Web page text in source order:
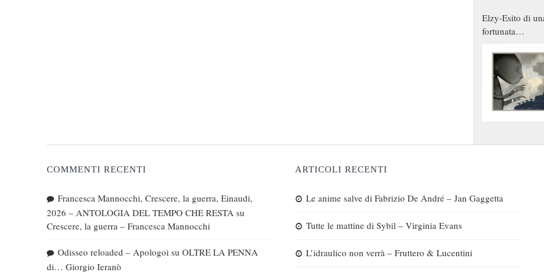
Elzy-Esito di
fortunata
COMMENTI RECENTI
Francesca Mannocchi, Crescere, la guerra, Einaudi,
2026 – ANTOLOGIA DEL TEMPO CHE RESTA su
Crescere, la guerra – Francesca Mannocchi
Odisseo reloaded – Apologoi su OLTRE LA PENNA
di… Giorgio Ieranò
ARTICOLI RECENTI
Le anime salve di Fabrizio De André – Jan Gaggetta
Tutte le mattine di Sybil – Virginia Evans
L’idraulico non verrà – Fruttero & Lucentini